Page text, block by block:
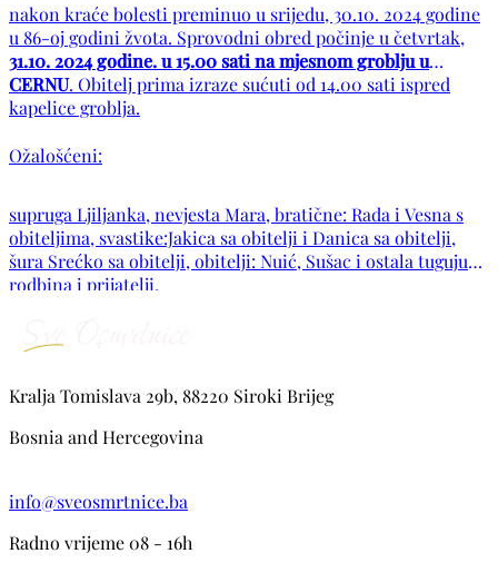
nakon kraće bolesti preminuo u srijedu, 30.10. 2024 godine
u 86-oj godini žvota. Sprovodni obred počinje u četvrtak,
31.10. 2024 godine. u 15.00 sati na mjesnom groblju u
CERNU. Obitelj prima izraze sućuti od 14.00 sati ispred
kapelice groblja.
Ožalošćeni:
supruga Ljiljanka, nevjesta Mara, bratične: Rada i Vesna s
obiteljima, svastike:Jakica sa obitelji i Danica sa obitelji,
šura Srećko sa obitelji, obitelji: Nuić, Sušac i ostala tugujuća
rodbina i prijatelji.
Kralja Tomislava 29b, 88220 Siroki Brijeg
Bosnia and Hercegovina
info@sveosmrtnice.ba
Radno vrijeme 08 - 16h